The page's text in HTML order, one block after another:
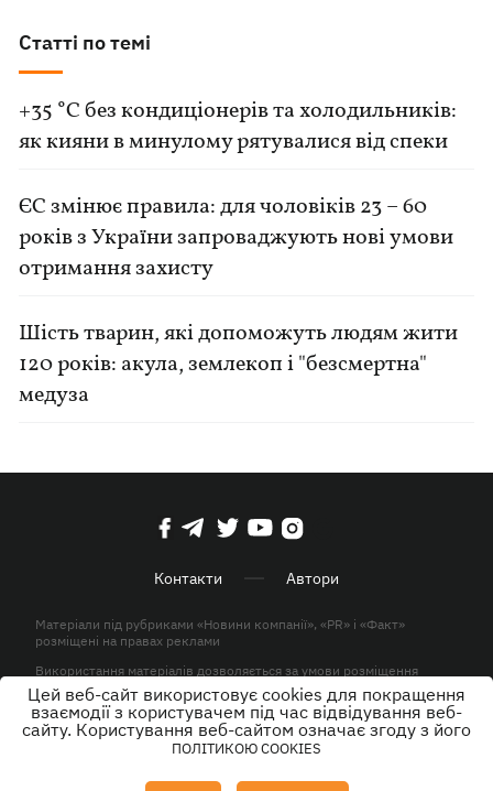
Статті по темі
+35 °C без кондиціонерів та холодильників:
як кияни в минулому рятувалися від спеки
ЄС змінює правила: для чоловіків 23 – 60
років з України запроваджують нові умови
отримання захисту
Шість тварин, які допоможуть людям жити
120 років: акула, землекоп і "безсмертна"
медуза
Контакти Автори
Матеріали під рубриками «Новини компанії», «PR» і «Факт»
розміщені на правах реклами
Використання матеріалів дозволяється за умови розміщення
активного гіперпосилання на KP.UA в першому абзаці.
© ТОВ «ЮЛАВ МЕДІА» 2026. Всі права захищені.
Цей веб-сайт використовує cookies для покращення
взаємодії з користувачем під час відвідування веб-
сайту. Користування веб-сайтом означає згоду з його
ПОЛІТИКОЮ COOKIES